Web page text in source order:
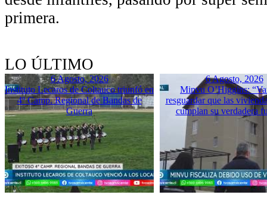
primera.
LO ÚLTIMO
6 Agosto, 2026
Instituto Lecaros de Coltauco triunfó en
4º Camp. Regional de Bandas de
Guerra
6 Agosto, 2026
Minvu O’Higgins:
resguardar que las
cumplan su verdadera